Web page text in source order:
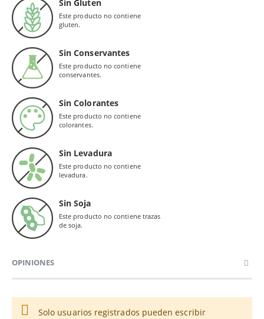
Sin Gluten
Este producto no contiene
gluten.
Sin Conservantes
Este producto no contiene
conservantes.
Sin Colorantes
Este producto no contiene
colorantes.
Sin Levadura
Este producto no contiene
levadura.
Sin Soja
Este producto no contiene trazas
de soja.
OPINIONES
Solo usuarios registrados pueden escribir